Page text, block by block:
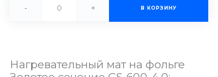
- + В КОРЗИНУ
Нагревательный мат на фольге